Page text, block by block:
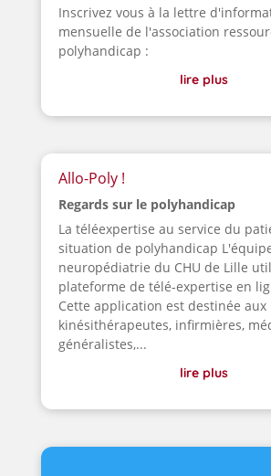
Inscrivez vous à la lettre
mensuelle de l'association
polyhandicap :
lire plus
Allo-Poly !
Regards sur le polyhandicap
La téléexpertise au service du
situation de polyhandicap
neuropédiatrie du CHU de Lille
plateforme de télé-expertise en
Cette application est destinée aux
kinésithérapeutes, infirmières,
généralistes,...
lire plus